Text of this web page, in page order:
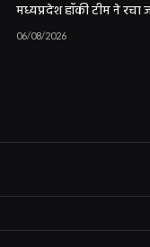
मध्यप्रदेश हॉकी टीम ने रचा
06/08/2026